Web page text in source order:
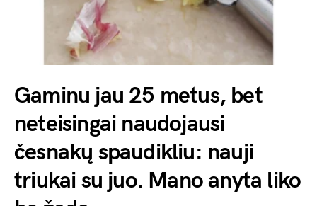
Gaminu jau 25 metus, bet
neteisingai naudojausi
česnakų spaudikliu: nauji
triukai su juo. Mano anyta liko